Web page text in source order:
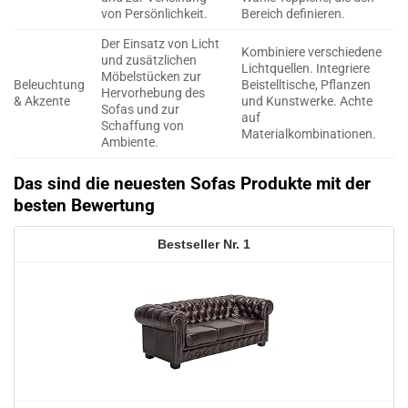
von Persönlichkeit.
Bereich definieren.
Beleuchtung
& Akzente
Der Einsatz von Licht
und zusätzlichen
Möbelstücken zur
Hervorhebung des
Sofas und zur
Schaffung von
Ambiente.
Kombiniere verschiedene
Lichtquellen. Integriere
Beistelltische, Pflanzen
und Kunstwerke. Achte
auf
Materialkombinationen.
Das sind die neuesten Sofas Produkte mit der
besten Bewertung
1